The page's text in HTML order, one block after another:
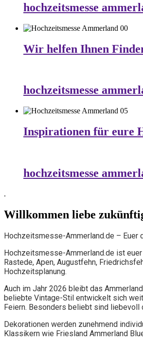
hochzeitsmesse
Wir helfen Ihnen
hochzeitsmesse
Inspirationen für eure
hochzeitsmesse
.
Willkommen liebe
Hochzeitsmesse-Ammerland.de – Euer
Hochzeitsmesse-Ammerland.de ist
Rastede, Apen, Augustfehn,
Hochzeitsplanung.
Auch im Jahr 2026 bleibt das
beliebte Vintage-Stil entwickelt sich
Feiern. Besonders beliebt sind liebevoll
Dekorationen werden zunehmend
Klassikern wie Friesland Ammerland